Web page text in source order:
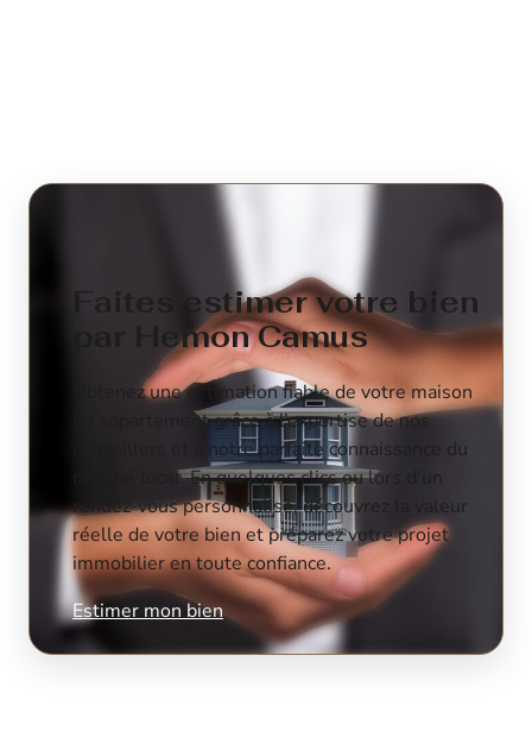
Faites estimer votre bien
par Hemon Camus
Obtenez une estimation fiable de votre maison
ou appartement grâce à l’expertise de nos
conseillers et à notre parfaite connaissance du
marché local. En quelques clics ou lors d’un
rendez-vous personnalisé, découvrez la valeur
réelle de votre bien et préparez votre projet
immobilier en toute confiance.
Estimer mon bien